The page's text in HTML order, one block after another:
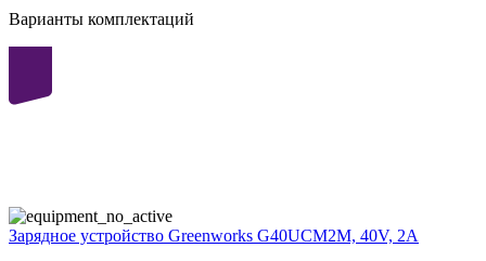
Варианты комплектаций
Зарядное устройство Greenworks G40UCM2M, 40V, 2A